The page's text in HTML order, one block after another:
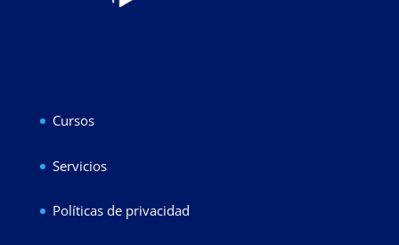
Cursos
Servicios
Políticas de privacidad